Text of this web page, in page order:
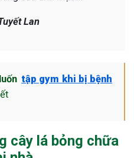
Lan
tập gym khi bị bệnh
cây lá bỏng chữa